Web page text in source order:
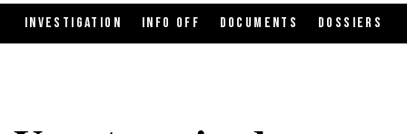
INVESTIGATION INFO OFF DOCUMENTS DOSSIERS